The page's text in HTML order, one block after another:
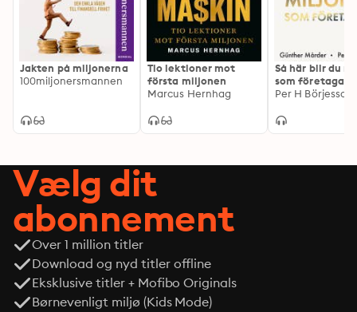
Jakten på miljonerna
100miljonersmannen
Tio lektioner mot
första miljonen
Marcus Hernhag
Så här blir du
som företagare
Vælg dit
abonnement
Over 1 million titler
Download og nyd titler offline
Eksklusive titler + Mofibo Originals
Børnevenligt miljø (Kids Mode)